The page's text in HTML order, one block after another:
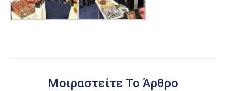
Μοιραστείτε Το Άρθρο